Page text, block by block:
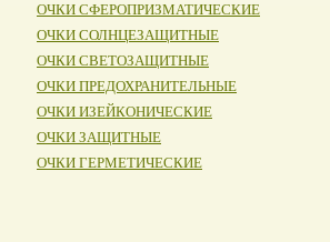
ОЧКИ СФЕРОПРИЗМАТИЧЕСКИЕ
ОЧКИ СОЛНЦЕЗАЩИТНЫЕ
ОЧКИ СВЕТОЗАЩИТНЫЕ
ОЧКИ ПРЕДОХРАНИТЕЛЬНЫЕ
ОЧКИ ИЗЕЙКОНИЧЕСКИЕ
ОЧКИ ЗАЩИТНЫЕ
ОЧКИ ГЕРМЕТИЧЕСКИЕ